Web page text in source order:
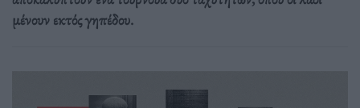
μένουν εκτός γηπέδου.